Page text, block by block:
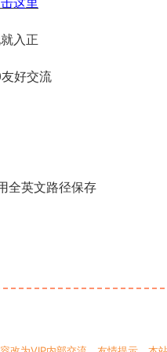
入正
好交流
全英文路径保存